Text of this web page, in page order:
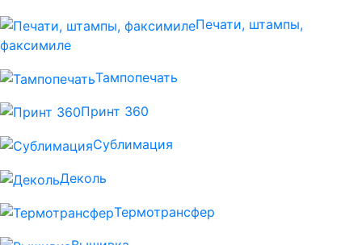
Печати, штампы,
факсимиле
Тампопечать
Принт 360
Сублимация
Деколь
Термотрансфер